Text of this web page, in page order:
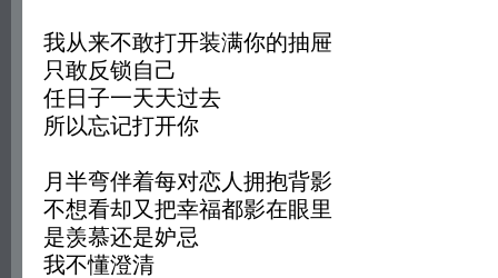
我从来不敢打开装满你的抽屉
只敢反锁自己
任日子一天天过去
所以忘记打开你
月半弯伴着每对恋人拥抱背影
不想看却又把幸福都影在眼里
是羡慕还是妒忌
我不懂澄清